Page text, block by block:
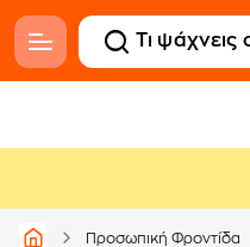
Προσωπική Φροντίδα